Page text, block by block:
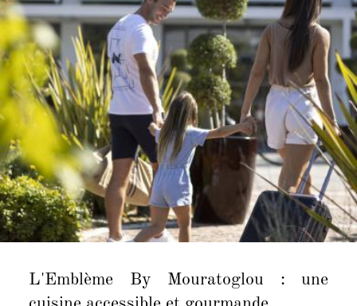
L'Emblème By Mouratoglou : une